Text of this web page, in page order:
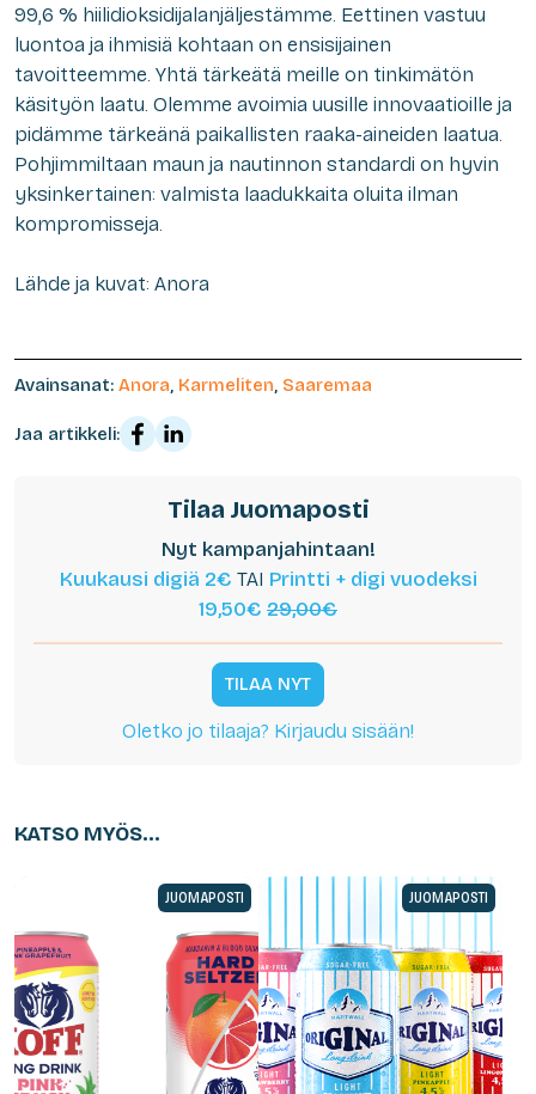
99,6 % hiilidioksidijalanjäljestämme. Eettinen vastuu
luontoa ja ihmisiä kohtaan on ensisijainen
tavoitteemme. Yhtä tärkeätä meille on tinkimätön
käsityön laatu. Olemme avoimia uusille innovaatioille ja
pidämme tärkeänä paikallisten raaka-aineiden laatua.
Pohjimmiltaan maun ja nautinnon standardi on hyvin
yksinkertainen: valmista laadukkaita oluita ilman
kompromisseja.
Lähde ja kuvat: Anora
Avainsanat: Anora, Karmeliten, Saaremaa
Jaa artikkeli:
Tilaa Juomaposti
Nyt kampanjahintaan!
Kuukausi digiä 2€ TAI Printti + digi vuodeksi
19,50€ 29,00€
TILAA NYT
Oletko jo tilaaja? Kirjaudu sisään!
KATSO MYÖS...
JUOMAPOSTI JUOMAPOSTI